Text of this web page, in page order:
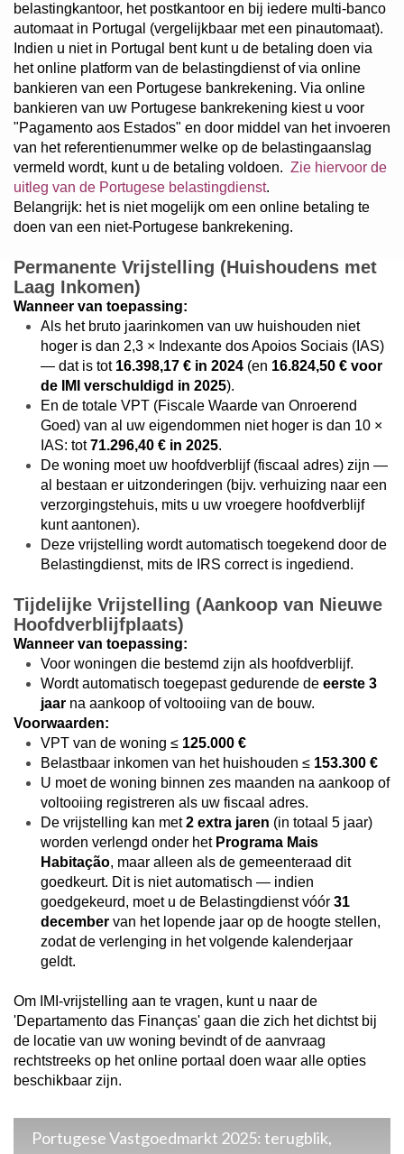
belastingkantoor, het postkantoor en bij iedere multi-banco
automaat in Portugal (vergelijkbaar met een pinautomaat).
Indien u niet in Portugal bent kunt u de betaling doen via
het online platform van de belastingdienst of via online
bankieren van een Portugese bankrekening. Via online
bankieren van uw Portugese bankrekening kiest u voor
"Pagamento aos Estados" en door middel van het invoeren
van het referentienummer welke op de belastingaanslag
vermeld wordt, kunt u de betaling voldoen. Zie hiervoor de
uitleg van de Portugese belastingdienst.
Belangrijk: het is niet mogelijk om een online betaling te
doen van een niet-Portugese bankrekening.
Permanente Vrijstelling (Huishoudens met
Laag Inkomen)
Wanneer van toepassing:
Als het bruto jaarinkomen van uw huishouden niet
hoger is dan 2,3 × Indexante dos Apoios Sociais (IAS)
— dat is tot 16.398,17 € in 2024 (en 16.824,50 € voor
de IMI verschuldigd in 2025).
En de totale VPT (Fiscale Waarde van Onroerend
Goed) van al uw eigendommen niet hoger is dan 10 ×
IAS: tot71.296,40 € in 2025.
De woning moet uw hoofdverblijf (fiscaal adres) zijn —
al bestaan er uitzonderingen (bijv. verhuizing naar een
verzorgingstehuis, mits u uw vroegere hoofdverblijf
kunt aantonen).
Deze vrijstelling wordt automatisch toegekend door de
Belastingdienst, mits de IRS correct is ingediend.
Tijdelijke Vrijstelling (Aankoop van Nieuwe
Hoofdverblijfplaats)
Wanneer van toepassing:
Voor woningen die bestemd zijn als hoofdverblijf.
Wordt automatisch toegepast gedurende de eerste 3
jaar na aankoop of voltooiing van de bouw.
Voorwaarden:
VPT van de woning ≤ 125.000 €
Belastbaar inkomen van het huishouden ≤ 153.300 €
U moet de woning binnen zes maanden na aankoop of
voltooiing registreren als uw fiscaal adres.
De vrijstelling kan met2 extra jaren (in totaal 5 jaar)
worden verlengd onder het Programa Mais
Habitação, maar alleen als de gemeenteraad dit
goedkeurt. Dit is niet automatisch — indien
goedgekeurd, moet u de Belastingdienst vóór 31
december van het lopende jaar op de hoogte stellen,
zodat de verlenging in het volgende kalenderjaar
geldt.
Om IMI-vrijstelling aan te vragen, kunt u naar de
'Departamento das Finanças' gaan die zich het dichtst bij
de locatie van uw woning bevindt of de aanvraag
rechtstreeks op het online portaal doen waar alle opties
beschikbaar zijn.
Portugese Vastgoedmarkt 2025: terugblik,